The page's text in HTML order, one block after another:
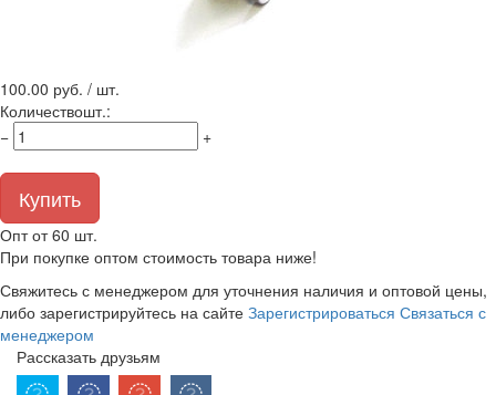
100.00 руб. / шт.
Количествошт.:
−
+
Купить
Опт от 60 шт.
При покупке оптом стоимость товара ниже!
Свяжитесь с менеджером для уточнения наличия и оптовой цены,
либо зарегистрируйтесь на сайте Зарегистрироваться Связаться с
менеджером
Рассказать друзьям